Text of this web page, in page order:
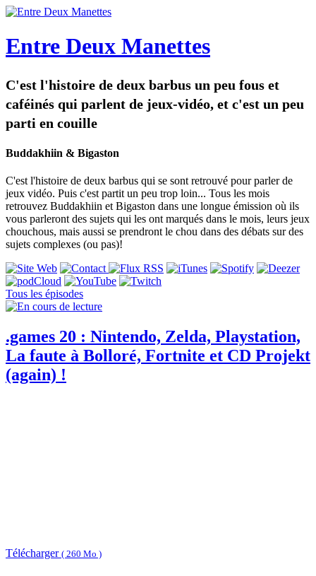
Entre Deux Manettes
C'est l'histoire de deux barbus un peu fous et
caféinés qui parlent de jeux-vidéo, et c'est un peu
parti en couille
Buddakhiin & Bigaston
C'est l'histoire de deux barbus qui se sont retrouvé pour parler de
jeux vidéo. Puis c'est partit un peu trop loin... Tous les mois
retrouvez Buddakhiin et Bigaston dans une longue émission où ils
vous parleront des sujets qui les ont marqués dans le mois, leurs jeux
chouchous, mais aussi se prendront le chou dans des débats sur des
sujets complexes (ou pas)!
Tous les épisodes
.games 20 : Nintendo, Zelda, Playstation,
La faute à Bolloré, Fortnite et CD Projekt
(again) !
Télécharger ( 260 Mo )